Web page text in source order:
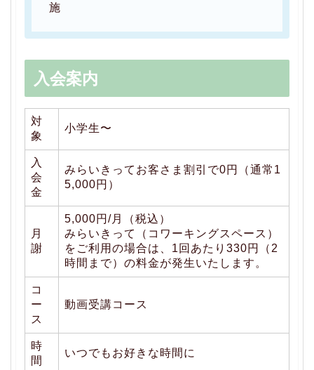
施
入会案内
対
象
小学生〜
入
会
金
みらいきってお客さま割引で0円（通常1
5,000円）
月
謝
5,000円/月（税込）
みらいきって（コワーキングスペース）
をご利用の場合は、1回あたり330円（2
時間まで）の料金が発生いたします。
コ
ー
ス
動画受講コース
時
間
いつでもお好きな時間に